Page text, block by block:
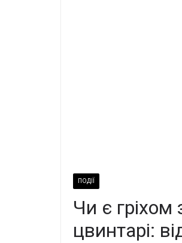
ПОДІЇ
Чи є гріхом
цвинтарі: